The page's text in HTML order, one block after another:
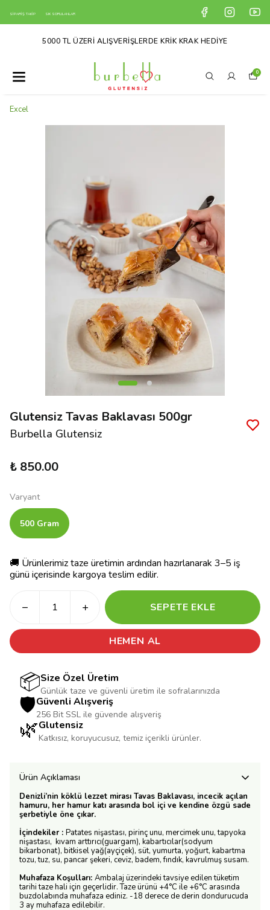
SİPARİŞ TAKİP SIK SORULANLAR
5000 TL ÜZERİ ALIŞVERİŞLERDE KRİK KRAK HEDİYE
0
Excel
Glutensiz Tavas Baklavası 500gr
Burbella Glutensiz
₺ 850.00
Varyant
500 Gram
🚚 Ürünlerimiz taze üretimin ardından hazırlanarak 3–5 iş
günü içerisinde kargoya teslim edilir.
SEPETE EKLE
HEMEN AL
📦Size Özel Üretim
Günlük taze ve güvenli üretim ile sofralarınızda
🛡️Güvenli Alışveriş
256 Bit SSL ile güvende alışveriş
🌿Glutensiz
Katkısız, koruyucusuz, temiz içerikli ürünler.
Ürün Açıklaması
Denizli’nin köklü lezzet mirası Tavas Baklavası, incecik açılan
hamuru, her hamur katı arasında bol içi ve kendine özgü sade
şerbetiyle öne çıkar.
İçindekiler : Patates nişastası, pirinç unu, mercimek unu, tapyoka
nişastası, kıvam arttırıcı(guargam), kabartıcılar(sodyum
bikarbonat), bitkisel yağ(ayçiçek), süt, yumurta, yoğurt, kabartma
tozu, tuz, su, pancar şekeri, ceviz, badem, fındık, kavrulmuş susam.
Muhafaza Koşulları: Ambalaj üzerindeki tavsiye edilen tüketim
tarihi taze hali için geçerlidir. Taze ürünü +4°C ile +6°C arasında
buzdolabında muhafaza ediniz. -18 derece de derin dondurucuda
3 ay muhafaza edilebilir.